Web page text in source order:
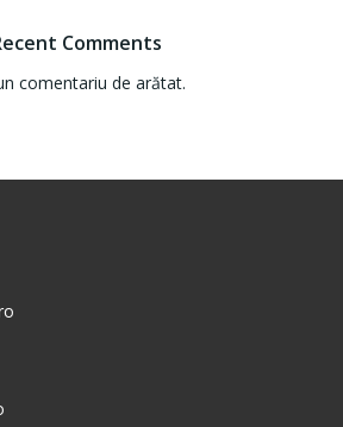
Comments
comentariu de arătat.